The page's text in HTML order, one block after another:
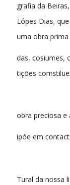
grafia da
Lópes Dias,
uma obra
das, cosiumes,
tições
obra preciosa e
ipóe em
Tural da nossa